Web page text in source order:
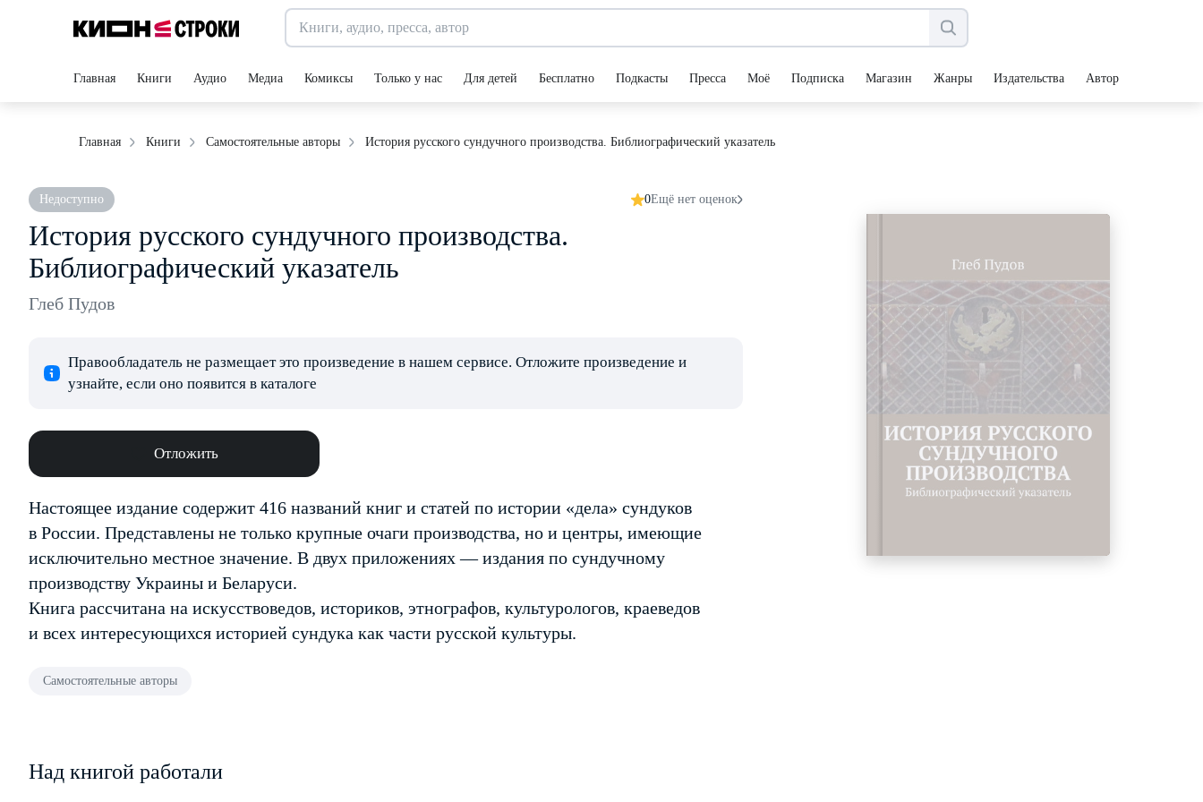
Главная Книги Аудио Медиа Комиксы Только у нас Для детей Бесплатно Подкасты Пресса Моё Подписка Магазин Жанры Издательства Авторы
Главная Книги Самостоятельные авторы История русского сундучного производства. Библиографический указатель
Недоступно 0Ещё нет оценок
История русского сундучного производства.
Библиографический указатель
Глеб Пудов
Правообладатель не размещает это произведение в нашем сервисе. Отложите произведение и
узнайте, если оно появится в каталоге
Отложить
Настоящее издание содержит 416 названий книг и статей по истории «дела» сундуков
в России. Представлены не только крупные очаги производства, но и центры, имеющие
исключительно местное значение. В двух приложениях — издания по сундучному
производству Украины и Беларуси.
Книга рассчитана на искусствоведов, историков, этнографов, культурологов, краеведов
и всех интересующихся историей сундука как части русской культуры.
Самостоятельные авторы
Над книгой работали